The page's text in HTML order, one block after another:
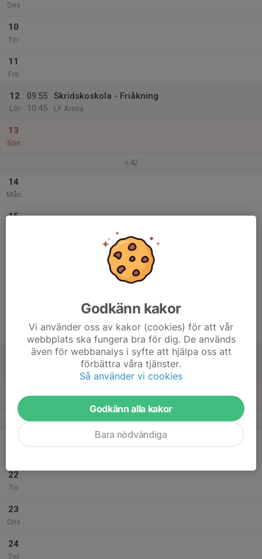
Ons
10
Tor
11
Fre
12
Lör
09:55
10:45
Skridskoskola - Friåkning
LF Arena
13
Sön
v.42
14
Mån
15
09:55
Träning
Sön
v.43
22
Tis
23
Ons
24
Tor
Godkänn kakor
Vi använder oss av kakor (cookies) för att vår
webbplats ska fungera bra för dig. De används
även för webbanalys i syfte att hjälpa oss att
förbättra våra tjänster.
Så använder vi cookies
Godkänn alla kakor
Bara nödvändiga